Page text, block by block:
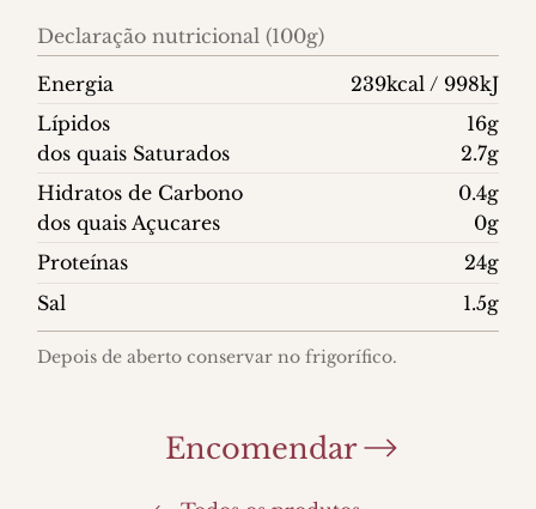
Declaração nutricional (100g)
Energia
239kcal / 998kJ
Lípidos
16g
dos quais Saturados
2.7g
Hidratos de Carbono
0.4g
dos quais Açucares
0g
Proteínas
24g
Sal
1.5g
Depois de aberto conservar no frigorífico.
Encomendar